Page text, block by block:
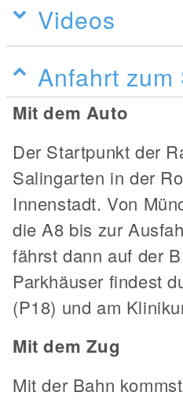
Videos
Anfahrt
Mit dem Auto
Der Startpunkt der
Salingarten in der
Innenstadt. Von
die A8 bis zur
fährst dann auf der
Parkhäuser findest
(P18) und am
Mit dem Zug
Mit der Bahn